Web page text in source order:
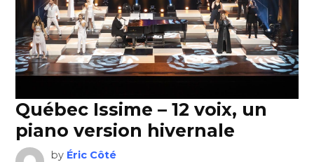
Québec Issime – 12 voix, un
piano version hivernale
by Éric Côté